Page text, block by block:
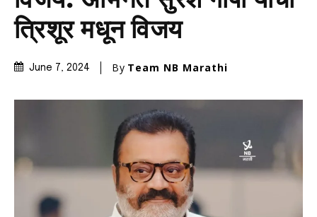
त्रिशूर मधून विजय
June 7, 2024 By Team NB Marathi